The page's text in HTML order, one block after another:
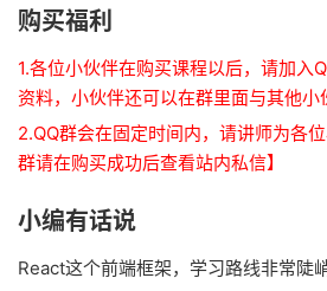
购买福利
1.各位小伙伴在购买课程以后，请加入
资料，小伙伴还可以在群里面与其他小
2.QQ群会在固定时间内，请讲师为各位
群请在购买成功后查看站内私信】
小编有话说
React这个前端框架，学习路线非常陡